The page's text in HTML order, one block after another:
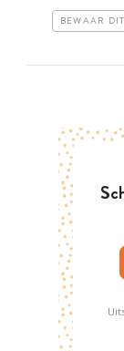
BEWAAR